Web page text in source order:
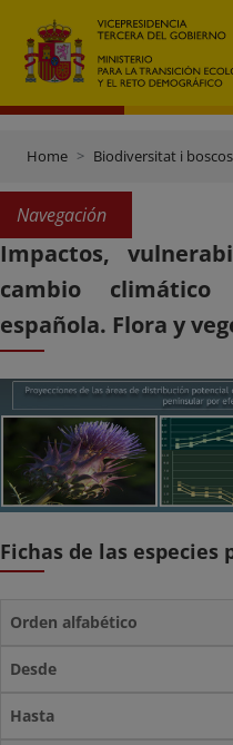
Home Biodiversitat i boscos
Navegación
Impactos,
cambio
española. Flora y
Fichas de las
Orden alfabético
Desde
Hasta